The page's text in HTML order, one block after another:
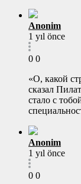
Anonim
1 yıl önce
0 0
«О, какой
сказал
стало с
Anonim
1 yıl önce
0 0